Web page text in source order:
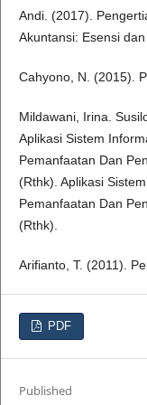
Andi. (2017).
Akuntansi: Esensi dan
Cahyono, N. (2015).
Mildawani, Irina.
Aplikasi Sistem
Pemanfaatan Dan
(Rthk). Aplikasi
Pemanfaatan Dan
(Rthk).
Arifianto, T. (2011).
PDF
Published